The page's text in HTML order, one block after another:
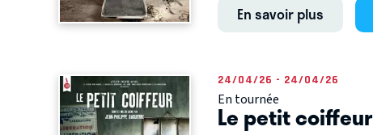
En savoir plus
24/04/26 - 24/04/26
En tournée
Le petit coiffeur